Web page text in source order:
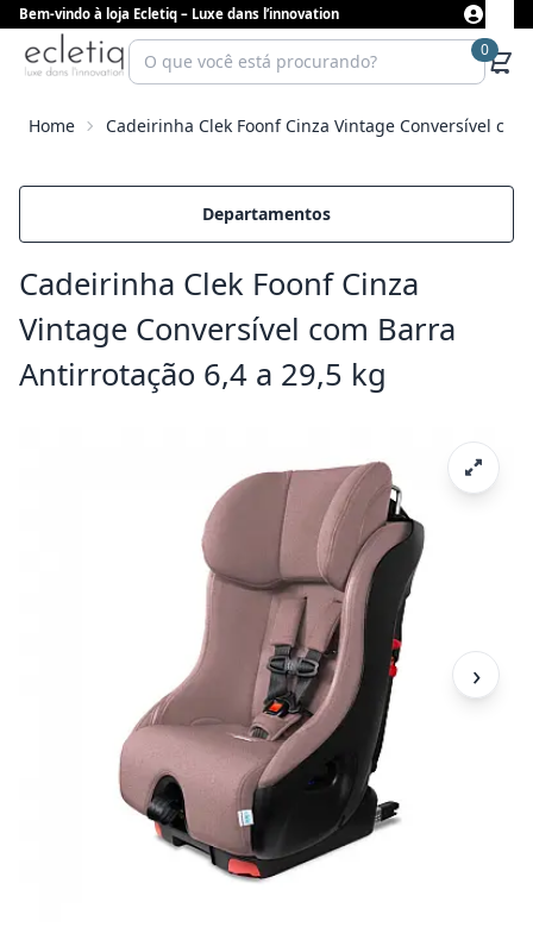
Bem-vindo à loja Ecletiq – Luxe dans l’innovation
0
Home Cadeirinha Clek Foonf Cinza Vintage Conversível
Departamentos
Cadeirinha Clek Foonf Cinza
Vintage Conversível com Barra
Antirrotação 6,4 a 29,5 kg
›